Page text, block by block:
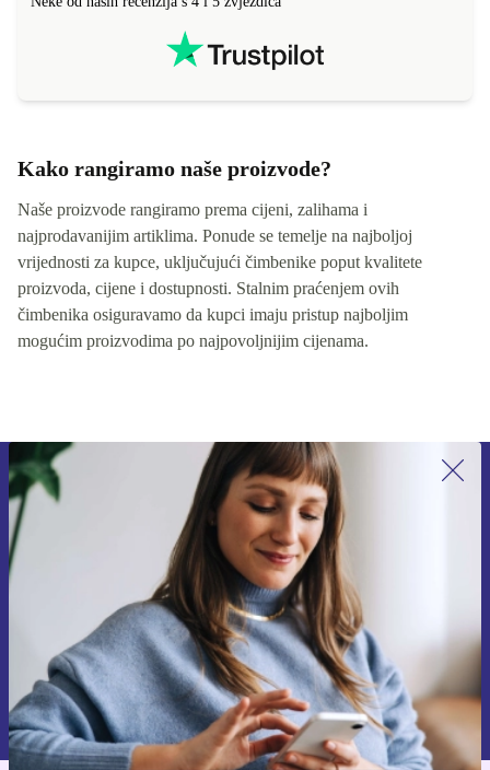
Kako rangiramo naše proizvode?
Naše proizvode rangiramo prema cijeni, zalihama i
najprodavanijim artiklima. Ponude se temelje na najboljoj
vrijednosti za kupce, uključujući čimbenike poput kvalitete
proizvoda, cijene i dostupnosti. Stalnim praćenjem ovih
čimbenika osiguravamo da kupci imaju pristup najboljim
mogućim proizvodima po najpovoljnijim cijenama.
Prijavi se na newsletter!
Nikad više ne propusti ponudu.
Zatraži kupon
Informacije o korištenju osobnih podataka možeš pronaći u našim
Pravilima privatnosti.